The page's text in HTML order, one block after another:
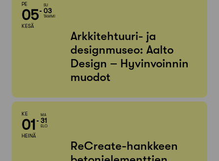
PE
05
KESÄ
SU
03
TAMMI
Arkkitehtuuri- ja
designmuseo: Aalto
Design – Hyvinvoinnin
muodot
KE
01
HEINÄ
MA
31
ELO
ReCreate-hankkeen